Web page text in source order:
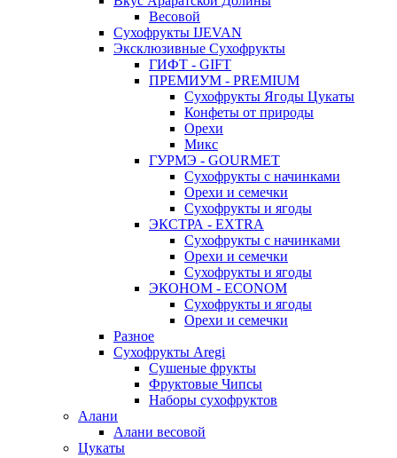
Весовой
Сухофрукты IJEVAN
Эксклюзивные Сухофрукты
ГИФТ - GIFT
ПРЕМИУМ - PREMIUM
Сухофрукты Ягоды Цукаты
Конфеты от природы
Орехи
Микс
ГУРМЭ - GOURMET
Сухофрукты с начинками
Орехи и семечки
Сухофрукты и ягоды
ЭКСТРА - EXTRA
Сухофрукты с начинками
Орехи и семечки
Сухофрукты и ягоды
ЭКОНОМ - ECONOM
Сухофрукты и ягоды
Орехи и семечки
Разное
Сухофрукты Aregi
Сушеные фрукты
Фруктовые Чипсы
Наборы сухофруктов
Алани
Алани весовой
Цукаты